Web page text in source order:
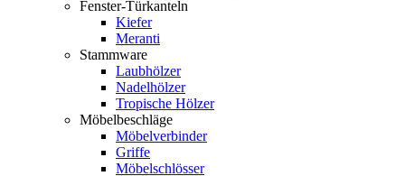
Fenster-Türkanteln
Kiefer
Meranti
Stammware
Laubhölzer
Nadelhölzer
Tropische Hölzer
Möbelbeschläge
Möbelverbinder
Griffe
Möbelschlösser